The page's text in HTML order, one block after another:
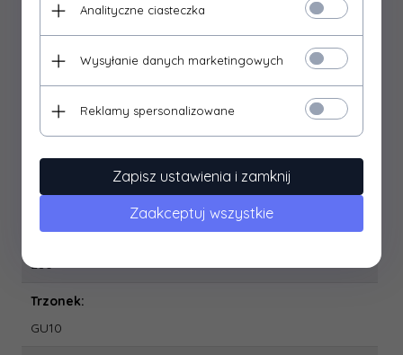
2 x max 35 W
Regulacja kierunku świecenia:
tak
Stosowanie na zewnątrz:
nie
Szerokość:
280
Trzonek:
GU10
Analityczne ciasteczka
Wysyłanie danych marketingowych
Reklamy spersonalizowane
Zapisz ustawienia i zamknij
Zaakceptuj wszystkie